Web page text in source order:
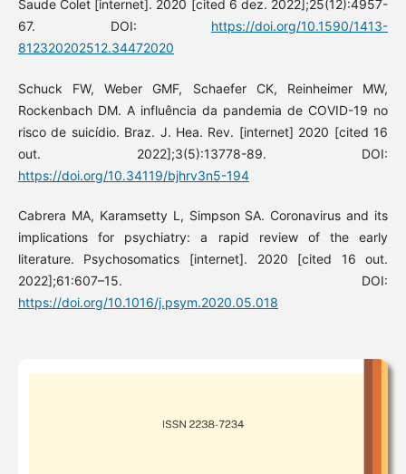
Saude Colet [internet]. 2020 [cited 6 dez. 2022];25(12):4957-
67. DOI: https://doi.org/10.1590/1413-
812320202512.34472020
Schuck FW, Weber GMF, Schaefer CK, Reinheimer MW,
Rockenbach DM. A influência da pandemia de COVID-19 no
risco de suicídio. Braz. J. Hea. Rev. [internet] 2020 [cited 16
out. 2022];3(5):13778-89. DOI:
https://doi.org/10.34119/bjhrv3n5-194
Cabrera MA, Karamsetty L, Simpson SA. Coronavirus and its
implications for psychiatry: a rapid review of the early
literature. Psychosomatics [internet]. 2020 [cited 16 out.
2022];61:607–15. DOI:
https://doi.org/10.1016/j.psym.2020.05.018